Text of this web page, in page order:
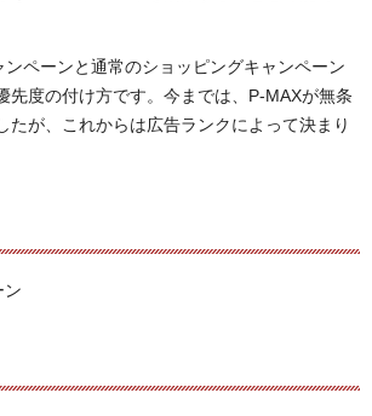
ペーンと通常のショッピングキャンペーン
先度の付け方です。今までは、P-MAXが無条
たが、これからは広告ランクによって決まり
ン